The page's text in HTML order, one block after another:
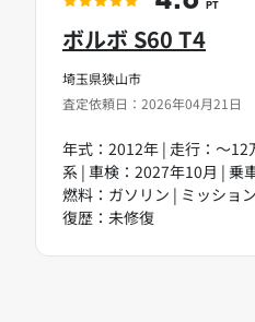
埼玉県狭山市
査定依頼日：2026年04月21日
ボルボ S60 T4
年式：2012年 | 走行：～
系 | 車検：2027年10月 | 乗
燃料：ガソリン | ミッショ
復歴：未修復
PT